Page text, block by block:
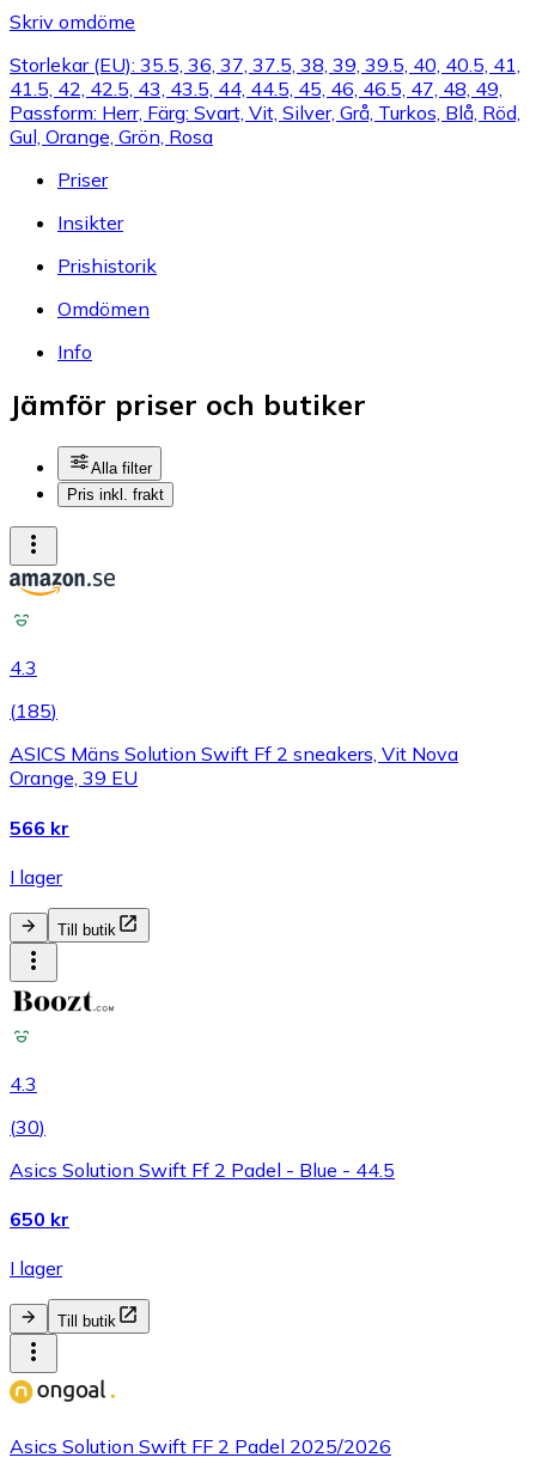
Skriv omdöme
Storlekar (EU): 35.5, 36, 37, 37.5, 38, 39, 39.5, 40, 40.5, 41,
41.5, 42, 42.5, 43, 43.5, 44, 44.5, 45, 46, 46.5, 47, 48, 49,
Passform: Herr, Färg: Svart, Vit, Silver, Grå, Turkos, Blå, Röd,
Gul, Orange, Grön, Rosa
Priser
Insikter
Prishistorik
Omdömen
Info
Jämför priser och butiker
Alla filter
Pris inkl. frakt
4.3
(185)
ASICS Mäns Solution Swift Ff 2 sneakers, Vit Nova
Orange, 39 EU
566 kr
I lager
Till butik
4.3
(30)
Asics Solution Swift Ff 2 Padel - Blue - 44.5
650 kr
I lager
Till butik
Asics Solution Swift FF 2 Padel 2025/2026